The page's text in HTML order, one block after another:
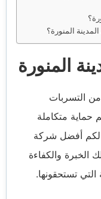
المنورة؟
المنورة
التسربات
متكاملة
لكم أفضل شركة
الخبرة والكفاءة
التي تستحقونها.